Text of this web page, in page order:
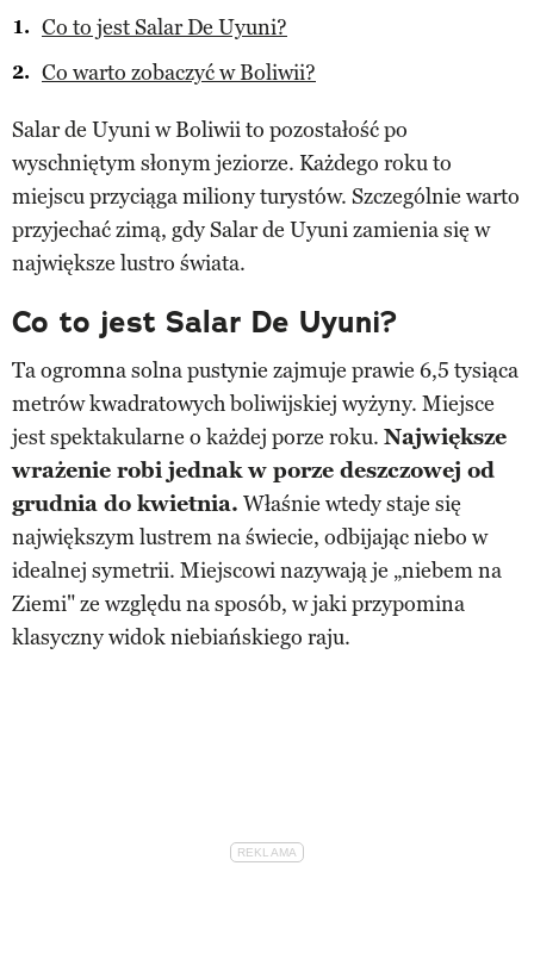
Co to jest Salar De Uyuni?
Co warto zobaczyć w Boliwii?
Salar de Uyuni w Boliwii to pozostałość po
wyschniętym słonym jeziorze. Każdego roku to
miejscu przyciąga miliony turystów. Szczególnie warto
przyjechać zimą, gdy Salar de Uyuni zamienia się w
największe lustro świata.
Co to jest Salar De Uyuni?
Ta ogromna solna pustynie zajmuje prawie 6,5 tysiąca
metrów kwadratowych boliwijskiej wyżyny. Miejsce
jest spektakularne o każdej porze roku. Największe
wrażenie robi jednak w porze deszczowej od
grudnia do kwietnia. Właśnie wtedy staje się
największym lustrem na świecie, odbijając niebo w
idealnej symetrii. Miejscowi nazywają je „niebem na
Ziemi" ze względu na sposób, w jaki przypomina
klasyczny widok niebiańskiego raju.